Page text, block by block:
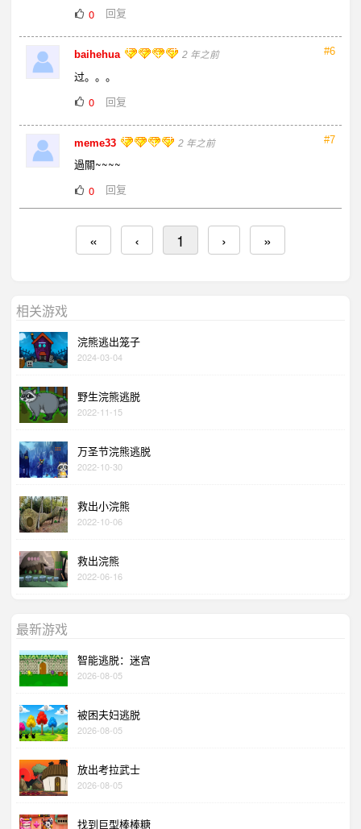
0
回复
#6
baihehua 2 年之前
过。。。
0
回复
#7
meme33 2 年之前
過關~~~~
0
回复
« ‹ 1 › »
相关游戏
浣熊逃出笼子
2024-03-04
野生浣熊逃脱
2022-11-15
万圣节浣熊逃脱
2022-10-30
救出小浣熊
2022-10-06
救出浣熊
2022-06-16
最新游戏
智能逃脱：迷宫
2026-08-05
被困夫妇逃脱
2026-08-05
放出考拉武士
2026-08-05
找到巨型棒棒糖